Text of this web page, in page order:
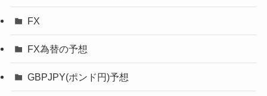
FX
FX為替の予想
GBPJPY(ポンド円)予想